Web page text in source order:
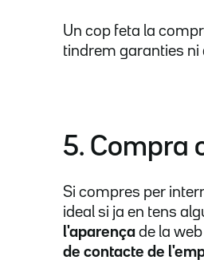
Un cop feta la
tindrem garanties ni
5. Compra
Si compres per
ideal si ja en tens
l'aparença de la
de contacte de